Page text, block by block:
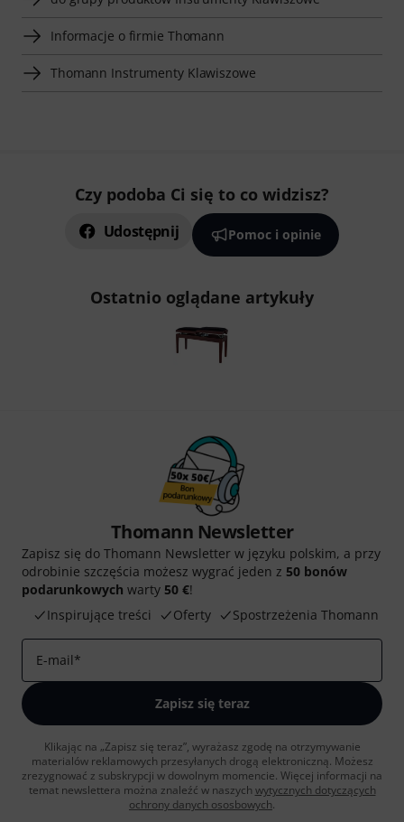
Informacje o firmie Thomann
Thomann Instrumenty Klawiszowe
Czy podoba Ci się to co widzisz?
Udostępnij Pomoc i opinie
Ostatnio oglądane artykuły
Thomann Newsletter
Zapisz się do Thomann Newsletter w języku polskim, a przy
odrobinie szczęścia możesz wygrać jeden z 50 bonów
podarunkowych warty 50 €!
Inspirujące treści
Oferty Spostrzeżenia Thomann
E-mail*
Zapisz się teraz
Klikając na „Zapisz się teraz”, wyrażasz zgodę na otrzymywanie
materialów reklamowych przesyłanych drogą elektroniczną. Możesz
zrezygnować z subskrypcji w dowolnym momencie. Więcej informacji na
temat newslettera można znaleźć w naszych wytycznych dotyczących
ochrony danych ososbowych.